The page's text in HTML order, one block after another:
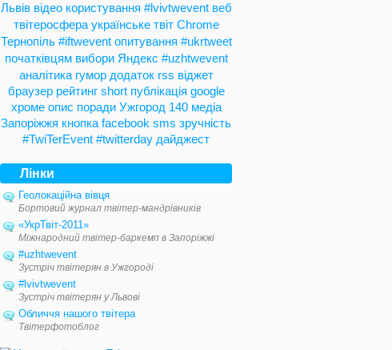
Львів відео користування #lvivtwevent веб
твітеросфера українське твіт Chrome
Тернопіль #iftwevent опитування #ukrtweet
початківцям вибори Яндекс #uzhtwevent
аналітика гумор додаток rss віджет
браузер рейтинг short публікація google
хроме опис поради Ужгород 140 медіа
Запоріжжя кнопка facebook sms зручність
#TwiTerEvent #twitterday дайджест
Лінки
Геолокаційна вівця
Бортовий журнал твітер-мандрівників
«УкрТвіт-2011»
Міжнародний твітер-баркемп в Запоріжжі
#uzhtwevent
Зустріч твітерян в Ужгороді
#lvivtwevent
Зустріч твітерян у Львові
Обличчя нашого твітера
Твітерфотоблог